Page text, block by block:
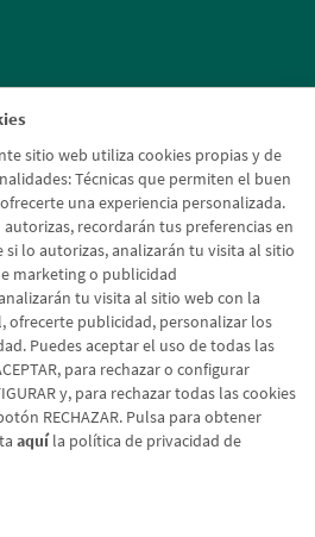
sitio web utiliza cookies propias y de
Técnicas que permiten el buen
una experiencia personalizada.
recordarán tus preferencias en
si lo autorizas, analizarán tu visita al sitio
marketing o publicidad
tu visita al sitio web con la
ofrecerte publicidad, personalizar los
Puedes aceptar el uso de todas las
para rechazar o configurar
y, para rechazar todas las cookies
RECHAZAR. Pulsa para obtener
aquíla política de privacidad de